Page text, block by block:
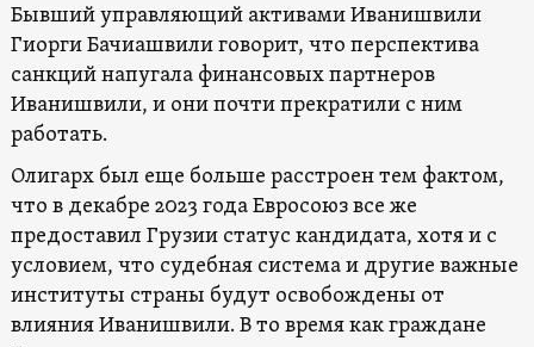
Бывший управляющий активами Иванишвили
Гиорги Бачиашвили говорит, что перспектива
санкций напугала финансовых партнеров
Иванишвили, и они почти прекратили с ним
работать.
Олигарх был еще больше расстроен тем фактом,
что в декабре 2023 года Евросоюз все же
предоставил Грузии статус кандидата, хотя и с
условием, что судебная система и другие важные
институты страны будут освобождены от
влияния Иванишвили. В то время как граждане